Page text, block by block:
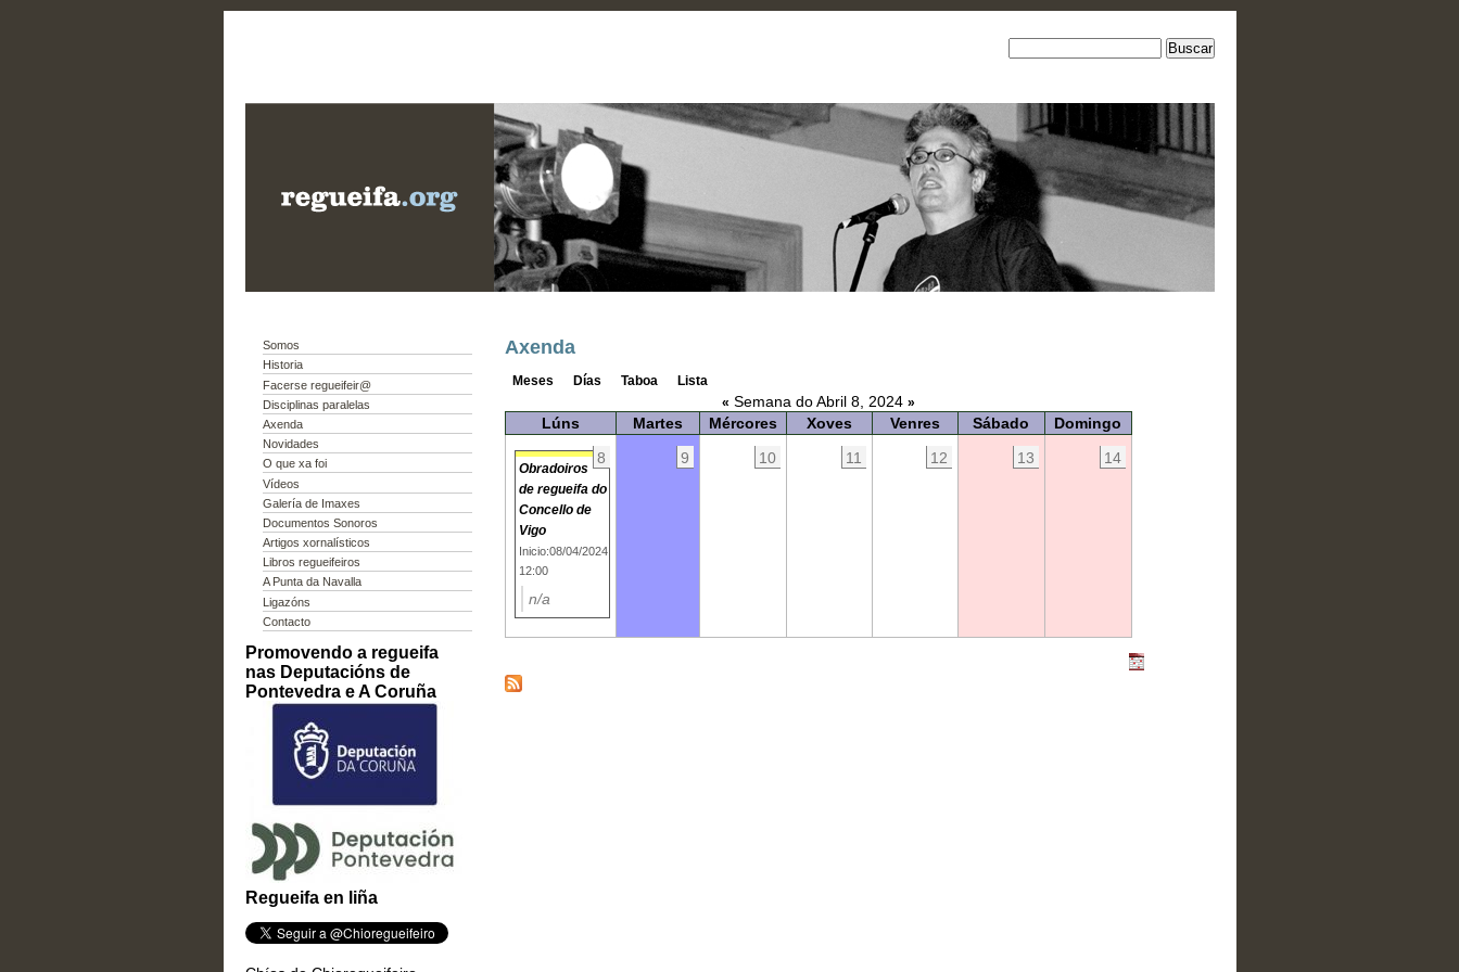
Somos
Historia
Facerse regueifeir@
Disciplinas paralelas
Axenda
Novidades
O que xa foi
Vídeos
Galería de Imaxes
Documentos Sonoros
Artigos xornalísticos
Libros regueifeiros
A Punta da Navalla
Ligazóns
Contacto
Promovendo a regueifa
nas Deputacións de
Pontevedra e A Coruña
Regueifa en liña
Axenda
Meses Días Taboa
Lista
« Semana do Abril 8, 2024 »
Lúns Martes Mércores Xoves Venres Sábado
Domingo
8
Obradoiros
de regueifa do
Concello de
Vigo
Inicio:08/04/2024
12:00
n/a
9 10 11 12 13 14